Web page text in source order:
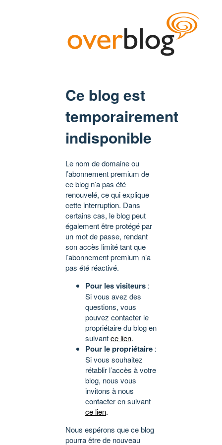
Ce blog est
temporairement
indisponible
Le nom de domaine ou
l’abonnement premium de
ce blog n’a pas été
renouvelé, ce qui explique
cette interruption. Dans
certains cas, le blog peut
également être protégé par
un mot de passe, rendant
son accès limité tant que
l’abonnement premium n’a
pas été réactivé.
Pour les visiteurs :
Si vous avez des
questions, vous
pouvez contacter le
propriétaire du blog en
suivantce lien.
Pour le propriétaire :
Si vous souhaitez
rétablir l’accès à votre
blog, nous vous
invitons à nous
contacter en suivant
ce lien.
Nous espérons que ce blog
pourra être de nouveau